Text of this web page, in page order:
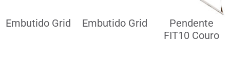
Embutido Grid Embutido Grid
Pendente
FIT10 Couro